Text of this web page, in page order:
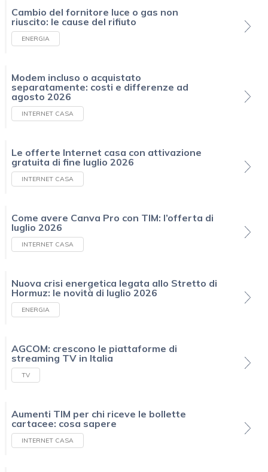
Cambio del fornitore luce o gas non
riuscito: le cause del rifiuto
ENERGIA
Modem incluso o acquistato
separatamente: costi e differenze ad
agosto 2026
INTERNET CASA
Le offerte Internet casa con attivazione
gratuita di fine luglio 2026
INTERNET CASA
Come avere Canva Pro con TIM: l’offerta di
luglio 2026
INTERNET CASA
Nuova crisi energetica legata allo Stretto di
Hormuz: le novità di luglio 2026
ENERGIA
AGCOM: crescono le piattaforme di
streaming TV in Italia
TV
Aumenti TIM per chi riceve le bollette
cartacee: cosa sapere
INTERNET CASA